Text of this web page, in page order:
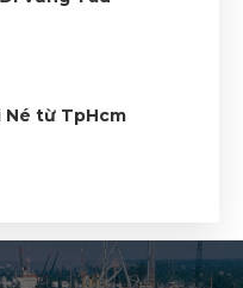
Né từ TpHcm